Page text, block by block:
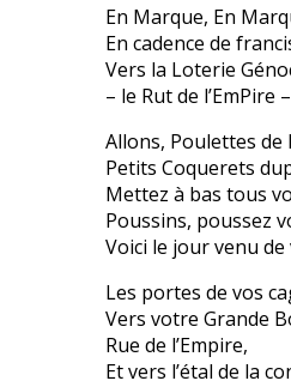
En Marque, En
En cadence de
Vers la Loterie
– le Rut de l’EmPire –
Allons, Poulettes de
Petits Coquerets
Mettez à bas tous
Poussins, poussez
Voici le jour venu
Les portes de vos
Vers votre Grande
Rue de l’Empire,
Et vers l’étal de la